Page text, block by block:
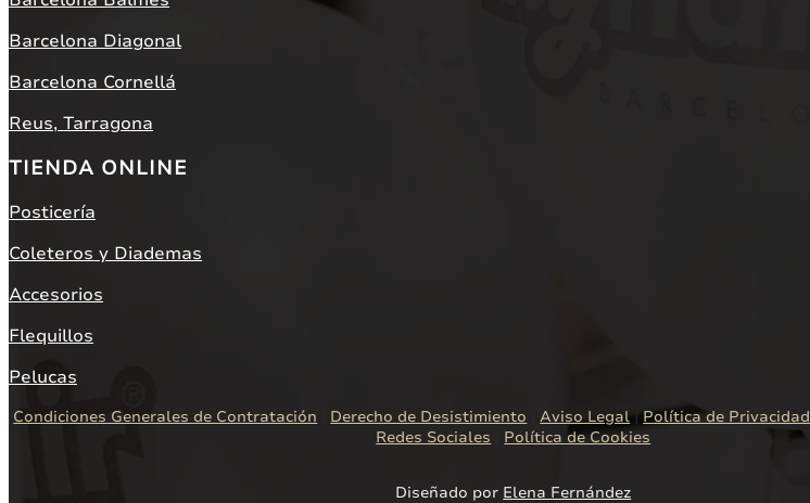
Barcelona Diagonal
Barcelona Cornellá
Reus, Tarragona
TIENDA ONLINE
Posticería
Coleteros y Diademas
Accesorios
Flequillos
Pelucas
Condiciones Generales de Contratación Derecho de Desistimiento |Aviso Legal| Política de Privacidad
Redes Sociales
Política de Cookies
Diseñado por Elena Fernández